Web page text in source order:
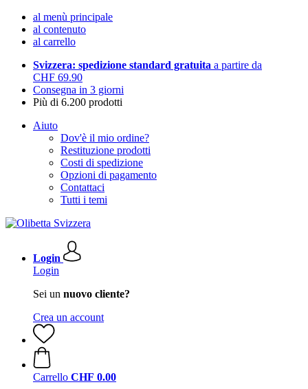
al menù principale
al contenuto
al carrello
Svizzera: spedizione standard gratuita a partire da
CHF 69.90
Consegna in 3 giorni
Più di 6.200 prodotti
Aiuto
Dov'è il mio ordine?
Restituzione prodotti
Costi di spedizione
Opzioni di pagamento
Contattaci
Tutti i temi
Login
Login
Sei un nuovo cliente?
Crea un account
Carrello CHF 0.00